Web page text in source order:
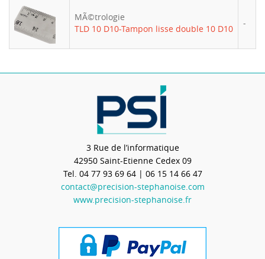
MÃ©trologie
TLD 10 D10-Tampon lisse double 10 D10
-
3 Rue de l’informatique
42950 Saint-Etienne Cedex 09
Tel. 04 77 93 69 64| 06 15 14 66 47
contact@precision-stephanoise.com
www.precision-stephanoise.fr